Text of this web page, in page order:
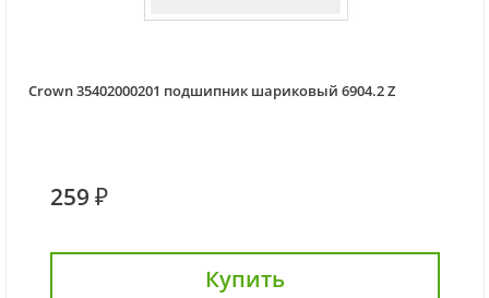
Crown 35402000201 подшипник шариковый 6904.2 Z
259 ₽
Купить